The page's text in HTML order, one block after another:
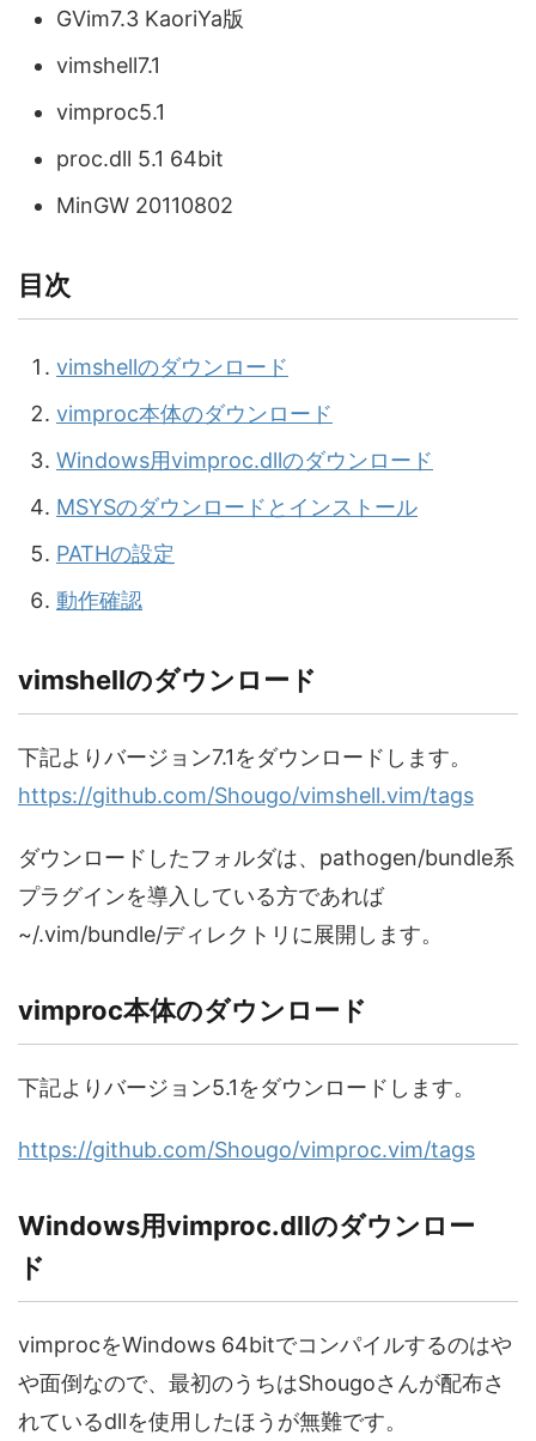
GVim7.3 KaoriYa版
vimshell7.1
vimproc5.1
proc.dll 5.1 64bit
MinGW 20110802
目次
vimshellのダウンロード
vimproc本体のダウンロード
Windows用vimproc.dllのダウンロード
MSYSのダウンロードとインストール
PATHの設定
動作確認
vimshellのダウンロード
下記よりバージョン7.1をダウンロードします。
https://github.com/Shougo/vimshell.vim/tags
ダウンロードしたフォルダは、pathogen/bundle系
プラグインを導入している方であれば
~/.vim/bundle/ディレクトリに展開します。
vimproc本体のダウンロード
下記よりバージョン5.1をダウンロードします。
https://github.com/Shougo/vimproc.vim/tags
Windows用vimproc.dllのダウンロー
ド
vimprocをWindows 64bitでコンパイルするのはや
や面倒なので、最初のうちはShougoさんが配布さ
れているdllを使用したほうが無難です。